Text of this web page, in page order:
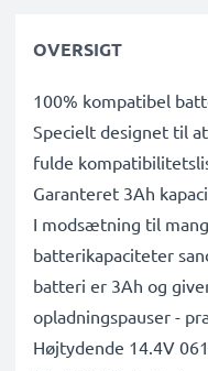
OVERSIGT
100% kompatibel
Specielt designet til
fulde
Garanteret 3Ah
I modsætning til
batterikapaciteter
batteri er 3Ah og
opladningspauser -
Højtydende 14.4V